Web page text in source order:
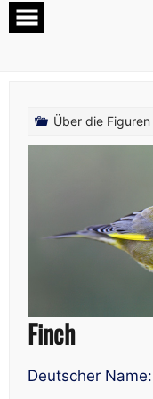
Über die Figuren
Finch
Deutscher Name: